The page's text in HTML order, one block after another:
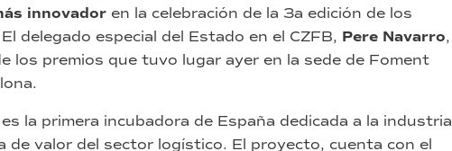
innovador en la celebración de la 3a edición de los
delegado especial del Estado en el CZFB, Pere Navarro,
los premios que tuvo lugar ayer en la sede de Foment
la primera incubadora de España dedicada a la industria
de valor del sector logístico. El proyecto, cuenta con el